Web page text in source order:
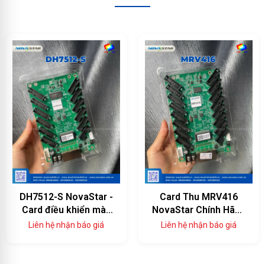
DH7512-S NovaStar -
Card điều khiển màn
hình LED 12 cổng
Liên hệ nhận báo giá
Card Thu MRV416
NovaStar Chính Hãng
— 16 Cổng HUB75E,
Liên hệ nhận báo giá